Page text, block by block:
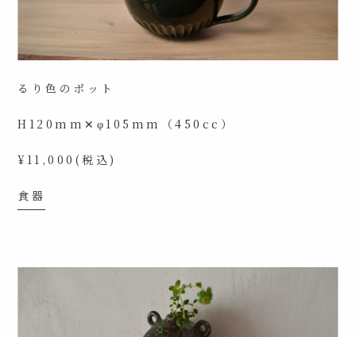
るり色のポット
H120mm✕φ105mm（450cc）
¥11,000(税込)
食器